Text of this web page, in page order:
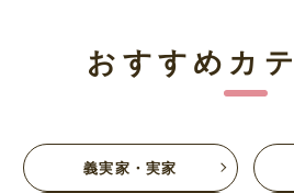
おすすめカ
義実家・実家